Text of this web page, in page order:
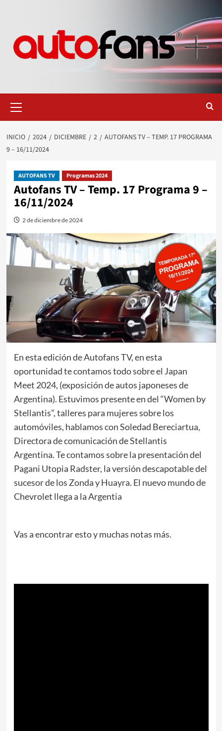
primario
INICIO 2024 DICIEMBRE 2
AUTOFANS TV – TEMP. 17 PROGRAMA
9 – 16/11/2024
AUTOFANS TV Programas 2024
Autofans TV – Temp. 17 Programa 9 –
16/11/2024
2 de diciembre de 2024
En esta edición de Autofans TV, en esta
oportunidad te contamos todo sobre el Japan
Meet 2024, (exposición de autos japoneses de
Argentina). Estuvimos presente en del “Women by
Stellantis”, talleres para mujeres sobre los
automóviles, hablamos con Soledad Bereciartua,
Directora de comunicación de Stellantis
Argentina. Te contamos sobre la presentación del
Pagani Utopia Radster, la versión descapotable del
sucesor de los Zonda y Huayra. El nuevo mundo de
Chevrolet llega a la Argentia
Vas a encontrar esto y muchas notas más.